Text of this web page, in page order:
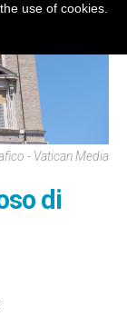
- Vatican Media
di
use of cookies.